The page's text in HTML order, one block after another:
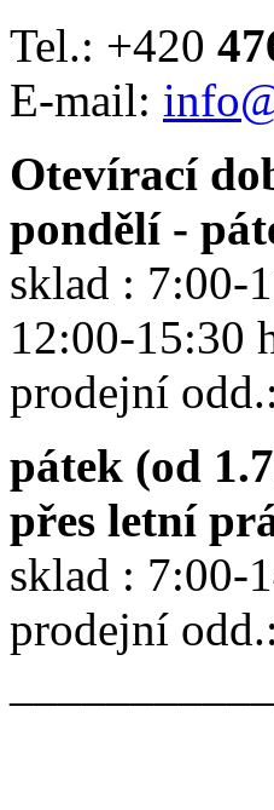
Tel.: +420
E-mail:
Otevírací
pondělí -
sklad : 7:00-
12:00-15:30
prodejní
pátek (od
přes letní
sklad : 7:00-
prodejní